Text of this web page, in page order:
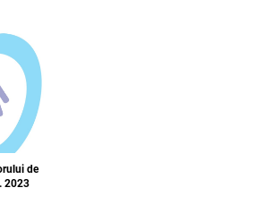
de
2023